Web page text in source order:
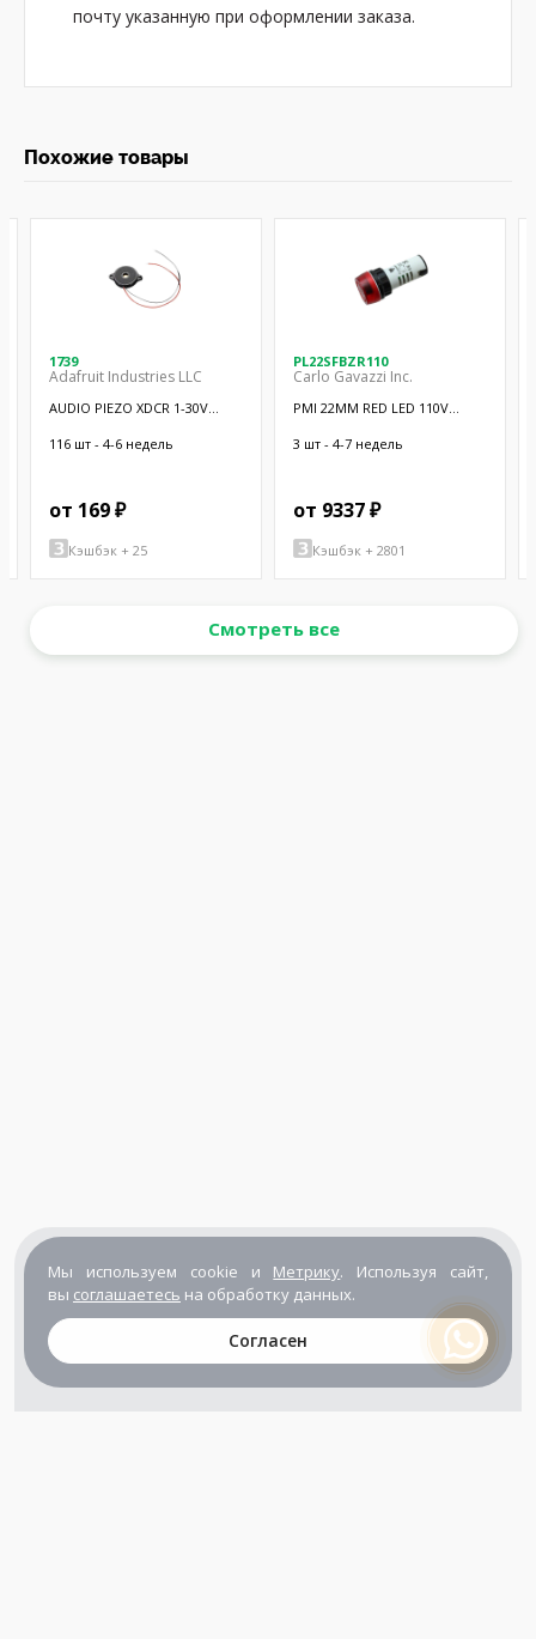
почту указанную при оформлении заказа.
Похожие товары
1739
Adafruit Industries LLC
AUDIO PIEZO XDCR 1-30V
116 шт - 4-6 недель
от 169 ₽
Кэшбэк + 25
PL22SFBZR110
Carlo Gavazzi Inc.
PMI 22MM RED LED 110V
3 шт - 4-7 недель
от 9337 ₽
Кэшбэк + 2801
Смотреть все
Мы используем cookie и Метрику. Используя сайт,
вы соглашаетесь на обработку данных.
Согласен